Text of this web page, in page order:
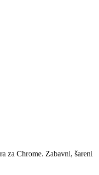
za Chrome. Zabavni, šareni